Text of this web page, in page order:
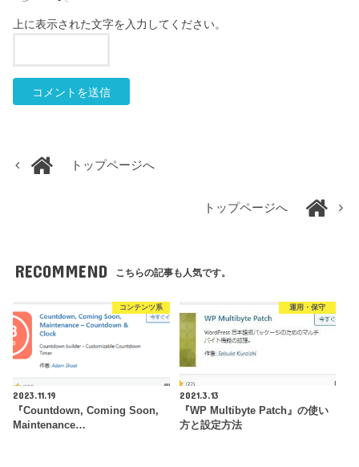
上に表示された文字を入力してください。
トップページへ
トップページへ
RECOMMEND こちらの記事も人気です。
コンテンツ系
2023.11.19
『Countdown, Coming Soon,
Maintenance…
運用・保守
2021.3.13
『WP Multibyte Patch』の使い
方と設定方法